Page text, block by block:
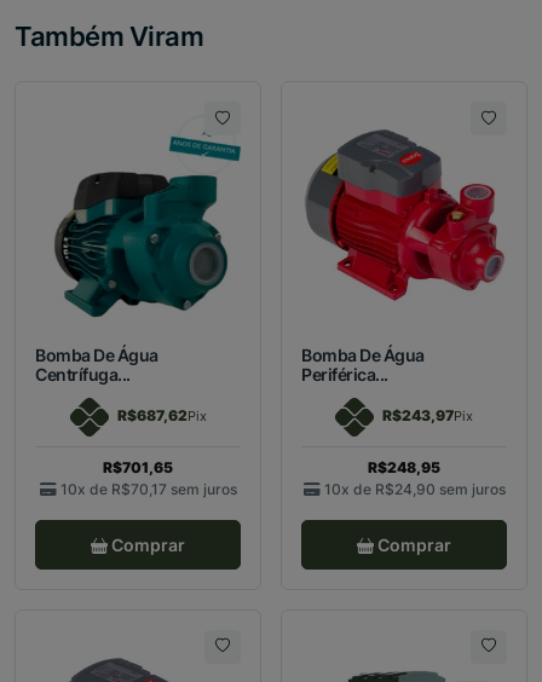
Também Viram
Bomba De Água
Centrífuga...
R$687,62Pix
R$701,65
10x de R$70,17 sem juros
Comprar
Bomba De Água
Periférica...
R$243,97Pix
R$248,95
10x de R$24,90 sem juros
Comprar